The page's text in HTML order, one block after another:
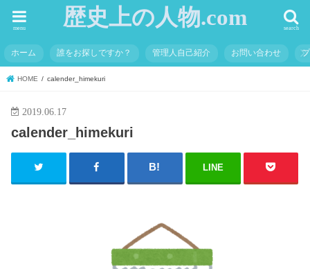
歴史上の人物.com search
menu
ホーム 誰をお探しですか？ 管理人自己紹介 お問い合わせ
HOME calender_himekuri
2019.06.17
calender_himekuri
LINE